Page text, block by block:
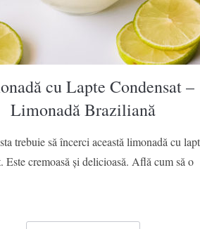
cu Lapte Condensat –
Limonadă Braziliană
trebuie să încerci această limonadă cu
Este cremoasă și delicioasă. Află cum să o